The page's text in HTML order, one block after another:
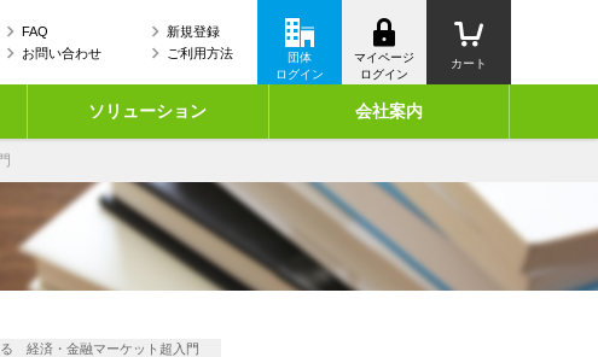
ソリューション 会社案内
カート
マイページ
ログイン
団体
ログイン
新規登録
ご利用方法
FAQ
お問い合わせ
経済・金融マーケット超入門